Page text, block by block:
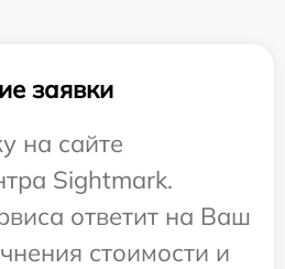
заявки
на сайте
Sightmark.
ответит на Ваш
стоимости и